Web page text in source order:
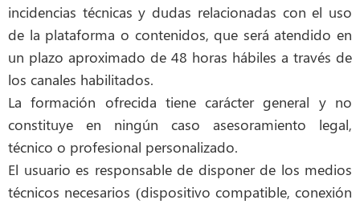
incidencias técnicas y dudas relacionadas con el uso
de la plataforma o contenidos, que será atendido en
un plazo aproximado de 48 horas hábiles a través de
los canales habilitados.
La formación ofrecida tiene carácter general y no
constituye en ningún caso asesoramiento legal,
técnico o profesional personalizado.
El usuario es responsable de disponer de los medios
técnicos necesarios (dispositivo compatible, conexión